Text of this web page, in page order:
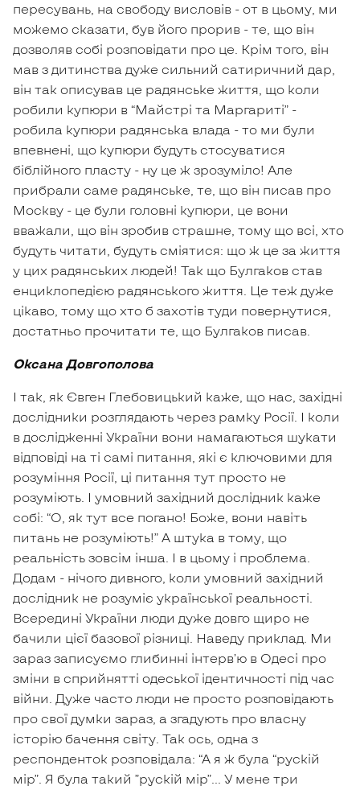
пересувань, на свободу висловів - от в цьому, ми
можемо сказати, був його прорив - те, що він
дозволяв собі розповідати про це. Крім того, він
мав з дитинства дуже сильний сатиричний дар,
він так описував це радянське життя, що коли
робили купюри в “Майстрі та Маргариті” -
робила купюри радянська влада - то ми були
впевнені, що купюри будуть стосуватися
біблійного пласту - ну це ж зрозуміло! Але
прибрали саме радянське, те, що він писав про
Москву - це були головні купюри, це вони
вважали, що він зробив страшне, тому що всі, хто
будуть читати, будуть сміятися: що ж це за життя
у цих радянських людей! Так що Булгаков став
енциклопедією радянського життя. Це теж дуже
цікаво, тому що хто б захотів туди повернутися,
достатньо прочитати те, що Булгаков писав.
Оксана Довгополова
І так, як Євген Глебовицький каже, що нас, західні
дослідники розглядають через рамку Росії. І коли
в дослідженні України вони намагаються шукати
відповіді на ті самі питання, які є ключовими для
розуміння Росії, ці питання тут просто не
розуміють. І умовний західний дослідник каже
собі: “О, як тут все погано! Боже, вони навіть
питань не розуміють!” А штука в тому, що
реальність зовсім інша. І в цьому і проблема.
Додам - нічого дивного, коли умовний західний
дослідник не розуміє української реальності.
Всередині України люди дуже довго щиро не
бачили цієї базової різниці. Наведу приклад. Ми
зараз записуємо глибинні інтерв’ю в Одесі про
зміни в сприйнятті одеської ідентичності під час
війни. Дуже часто люди не просто розповідають
про свої думки зараз, а згадують про власну
історію бачення світу. Так ось, одна з
респонденток розповідала: “А я ж була “рускій
мір”. Я була такий ”рускій мір”... У мене три